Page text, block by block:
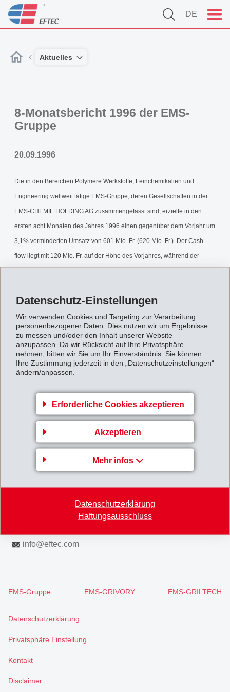
Datenschutz-Einstellungen
Wir verwenden Cookies und Targeting zur Verarbeitung
personenbezogener Daten. Dies nutzen wir um Ergebnisse
zu messen und/oder den Inhalt unserer Website
anzupassen. Da wir Rücksicht auf Ihre Privatsphäre
nehmen, bitten wir Sie um Ihr Einverständnis. Sie können
Ihre Zustimmung jederzeit in den „Datenschutzeinstellungen“
ändern/anpassen.
Erforderliche Cookies akzeptieren
Akzeptieren
Mehr infos
Datenschutzerklärung
Haftungsausschluss
DE
Aktuelles
8-Monatsbericht 1996 der EMS-
Gruppe
20.09.1996
Die in den Bereichen Polymere Werkstoffe, Feinchemikalien und
Engineering weltweit tätige EMS-Gruppe, deren Gesellschaften in der
EMS-CHEMIE HOLDING AG zusammengefasst sind, erzielte in den
ersten acht Monaten des Jahres 1996 einen gegenüber dem Vorjahr um
3,1% verminderten Umsatz von 601 Mio. Fr. (620 Mio. Fr.). Der Cash-
flow liegt mit 120 Mio. Fr. auf der Höhe des Vorjahres, während der
Zurück zur Übersicht
Gruppenleitung
EFTEC AG
Hofstrasse 31
8590 Romanshorn
Switzerland
+41 71 466 43 00
info@eftec.com
EMS-Gruppe EMS-GRIVORY EMS-GRILTECH
Datenschutzerklärung
Privatsphäre Einstellung
Kontakt
Disclaimer